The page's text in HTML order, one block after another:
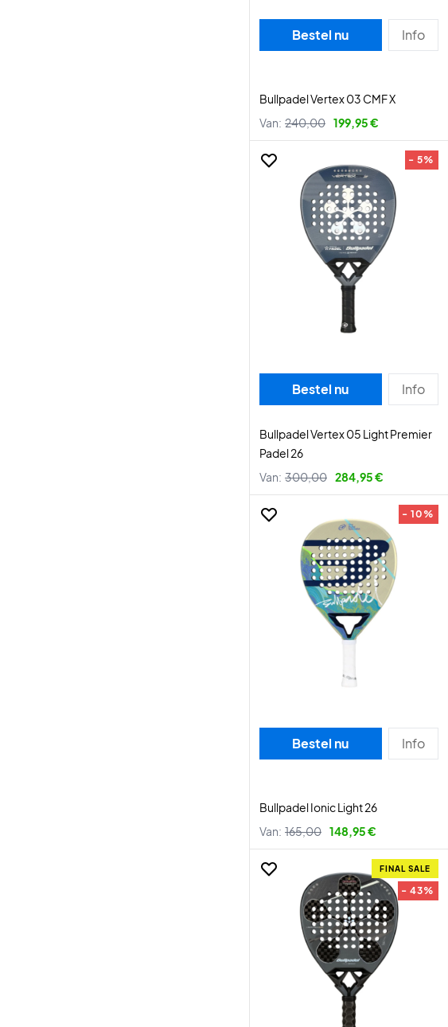
Bestel nu Info
Bullpadel Vertex 03 CMF X
Van: 240,00 199,95 €
- 5%
Bestel nu Info
Bullpadel Vertex 05 Light Premier
Padel 26
Van: 300,00 284,95 €
- 10%
Bestel nu Info
Bullpadel Ionic Light 26
Van: 165,00 148,95 €
FINAL SALE
- 43%